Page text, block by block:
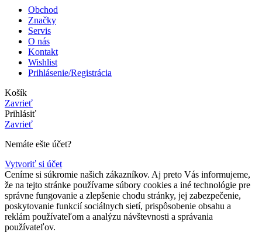
Obchod
Značky
Servis
O nás
Kontakt
Wishlist
Prihlásenie/Registrácia
Košík
Zavrieť
Prihlásiť
Zavrieť
Nemáte ešte účet?
Vytvoriť si účet
Ceníme si súkromie našich zákazníkov. Aj preto Vás informujeme,
že na tejto stránke používame súbory cookies a iné technológie pre
správne fungovanie a zlepšenie chodu stránky, jej zabezpečenie,
poskytovanie funkcií sociálnych sietí, prispôsobenie obsahu a
reklám používateľom a analýzu návštevnosti a správania
používateľov.